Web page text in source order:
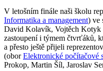
V letošním finále naši školu
Informatika a management) ve
David Kolavík, Vojtěch Kotyk
zastoupení i týmem čtvrťáků,
a přesto ještě přijeli
(oborElektronické počítačové
Prokop, Martin Šíl, Jaroslav